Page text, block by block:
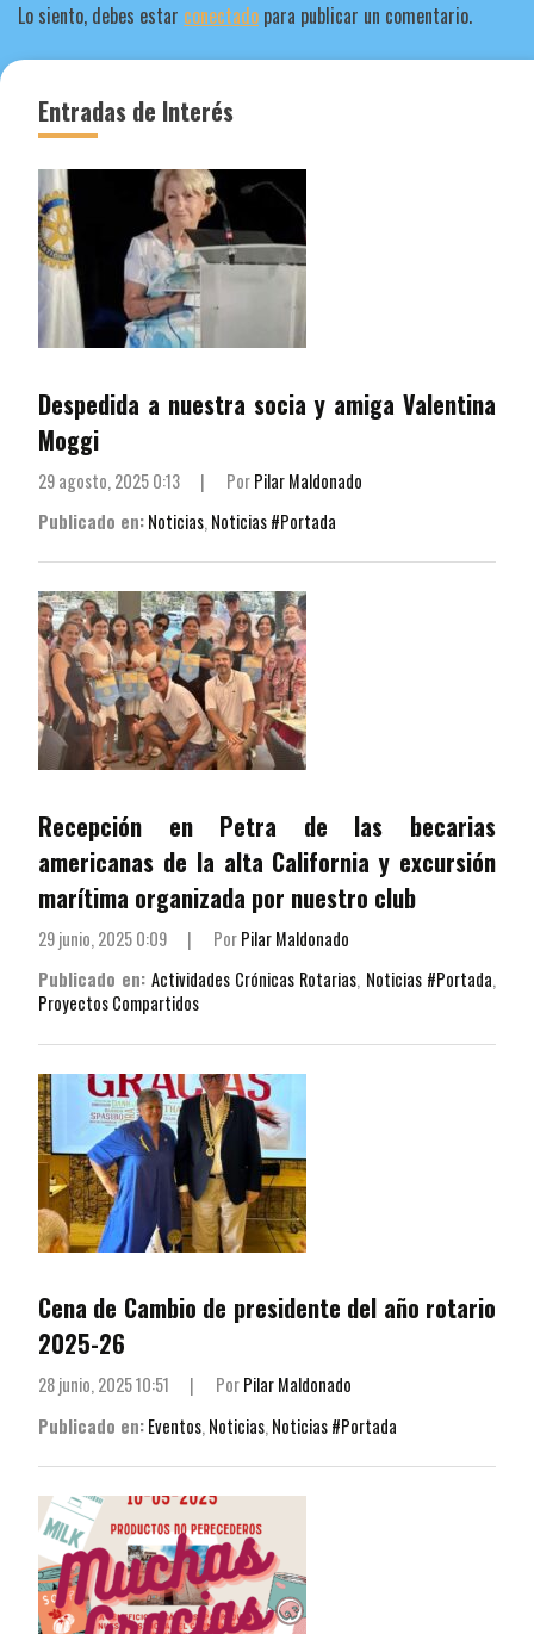
Lo siento, debes estar conectado para publicar un comentario.
Entradas de Interés
Despedida a nuestra socia y amiga Valentina
Moggi
29 agosto, 2025 0:13 | PorPilar Maldonado
Publicado en:Noticias, Noticias #Portada
Recepción en Petra de las becarias
americanas de la alta California y excursión
marítima organizada por nuestro club
29 junio, 2025 0:09 | PorPilar Maldonado
Publicado en: Actividades Crónicas Rotarias, Noticias #Portada,
Proyectos Compartidos
Cena de Cambio de presidente del año rotario
2025-26
28 junio, 2025 10:51 | PorPilar Maldonado
Publicado en:Eventos, Noticias, Noticias #Portada